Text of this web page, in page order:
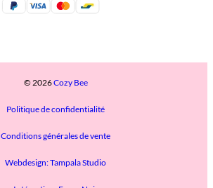
© 2026Cozy Bee
Politique de confidentialité
Conditions générales de vente
Webdesign: Tampala Studio